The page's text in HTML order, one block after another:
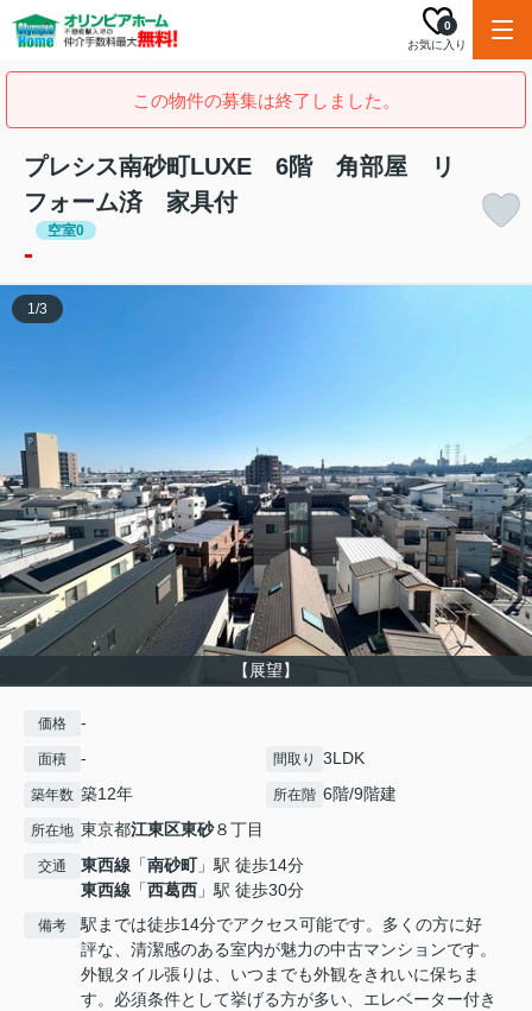
お気に入り
0
この物件の募集は終了しました。
プレシス南砂町LUXE 6階 角部屋 リ
フォーム済 家具付
空室0
-
【展望】
1/3
価格 -
面積 - 間取り 3LDK
築年数 築12年 所在階 6階/9階建
所在地 東京都江東区東砂８丁目
交通 東西線 「南砂町」駅 徒歩14分
東西線 「西葛西 」駅 徒歩30分
備考
駅までは徒歩14分でアクセス可能です。多くの方に好
評な、清潔感のある室内が魅力の中古マンションです。
外観タイル張りは、いつまでも外観をきれいに保ちま
す。必須条件として挙げる方が多い、エレベーター付き